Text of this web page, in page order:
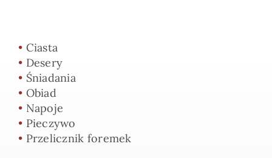
• Ciasta
• Desery
• Śniadania
• Obiad
• Napoje
• Pieczywo
• Przelicznik foremek